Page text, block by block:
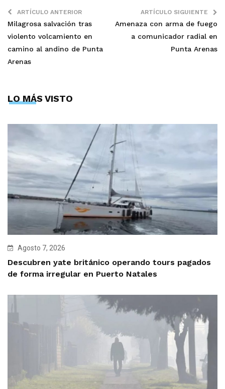
ARTÍCULO ANTERIOR
Milagrosa salvación tras
violento volcamiento en
camino al andino de Punta
Arenas
ARTÍCULO SIGUIENTE
Amenaza con arma de fuego
a comunicador radial en
Punta Arenas
LO MÁS VISTO
Agosto 7, 2026
Descubren yate británico operando tours pagados
de forma irregular en Puerto Natales